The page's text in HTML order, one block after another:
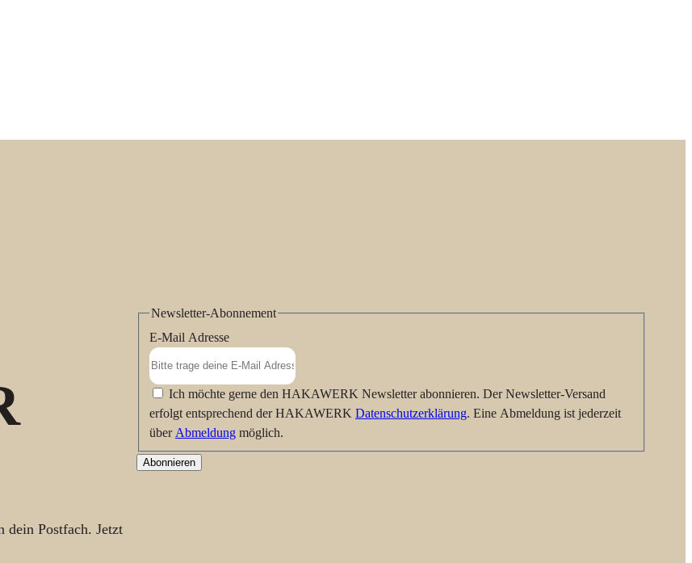
dein Postfach. Jetzt
Newsletter-Abonnement
E-Mail Adresse
Ich möchte gerne den HAKAWERK Newsletter abonnieren. Der Newsletter-Versand
erfolgt entsprechend der HAKAWERK Datenschutzerklärung. Eine Abmeldung ist jederzeit
über Abmeldung möglich.
Abonnieren